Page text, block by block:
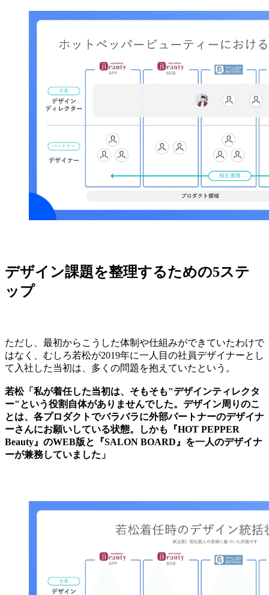
デザイン課題を整理するための5ステ
ップ
ただし、最初からこうした体制や仕組みができていたわけで
はなく、むしろ若松が2019年に一人目の社員デザイナーとし
て入社した当初は、多くの問題を抱えていたという。
若松「私が着任した当初は、そもそも"デザインティレクタ
ー"という役割自体がありませんでした。デザイン周りのこ
とは、各プロダクトでバラバラに外部パートナーのデザイナ
ーさんにお願いしている状態。しかも『HOT PEPPER
Beauty』のWEB版と『SALON BOARD』を一人のデザイナ
ーが兼務していました」